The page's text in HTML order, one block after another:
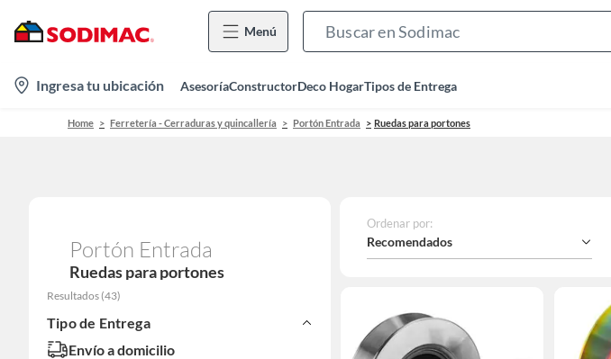
Menú
Bar
location-
icon
Ingresa tu ubicación AsesoríaConstructorDeco HogarTipos de Entrega
Home Ferretería - Cerraduras y quincallería Portón Entrada Ruedas para portones
Portón Entrada
Ruedas para portones
Resultados (43)
Tipo de Entrega
Envío a domicilio
Ordenar por:
Recomendados